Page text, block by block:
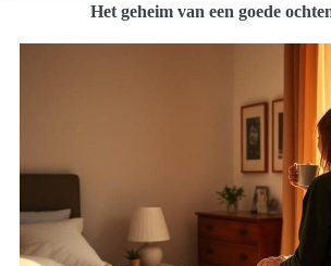
Het geheim van een goede